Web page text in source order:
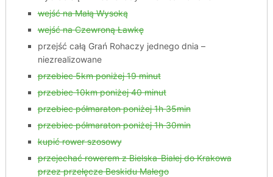
wejść na Małą Wysoką
wejść na Czewroną Ławkę
przejść całą Grań Rohaczy jednego dnia –
niezrealizowane
przebiec 5km poniżej 19 minut
przebiec 10km poniżej 40 minut
przebiec półmaraton poniżej 1h 35min
przebiec półmaraton poniżej 1h 30min
kupić rower szosowy
przejechać rowerem z Bielska-Białej do Krakowa
przez przełęcze Beskidu Małego